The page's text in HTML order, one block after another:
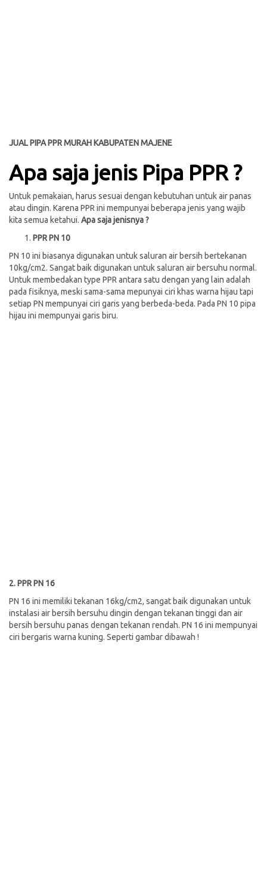
JUAL PIPA PPR MURAH KABUPATEN MAJENE
Apa saja jenis Pipa PPR ?
Untuk pemakaian, harus sesuai dengan kebutuhan untuk air panas
atau dingin. Karena PPR ini mempunyai beberapa jenis yang wajib
kita semua ketahui. Apa saja jenisnya ?
PPR PN 10
PN 10 ini biasanya digunakan untuk saluran air bersih bertekanan
10kg/cm2. Sangat baik digunakan untuk saluran air bersuhu normal.
Untuk membedakan type PPR antara satu dengan yang lain adalah
pada fisiknya, meski sama-sama mepunyai ciri khas warna hijau tapi
setiap PN mempunyai ciri garis yang berbeda-beda. Pada PN 10 pipa
hijau ini mempunyai garis biru.
2. PPR PN 16
PN 16 ini memiliki tekanan 16kg/cm2, sangat baik digunakan untuk
instalasi air bersih bersuhu dingin dengan tekanan tinggi dan air
bersih bersuhu panas dengan tekanan rendah. PN 16 ini mempunyai
ciri bergaris warna kuning. Seperti gambar dibawah !